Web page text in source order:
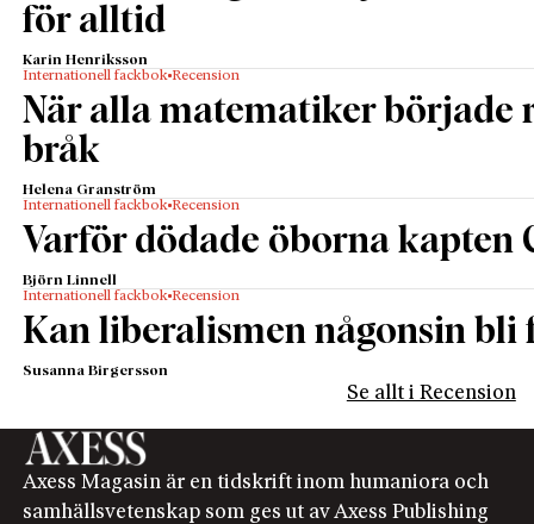
för alltid
Karin Henriksson
Internationell fackbok Recension
När alla matematiker började
bråk
Helena Granström
Internationell fackbok Recension
Varför dödade öborna kapten
Björn Linnell
Internationell fackbok Recension
Kan liberalismen någonsin bli
Susanna Birgersson
Se allt i Recension
Axess Magasin är en tidskrift inom humaniora och
samhällsvetenskap som ges ut av Axess Publishing